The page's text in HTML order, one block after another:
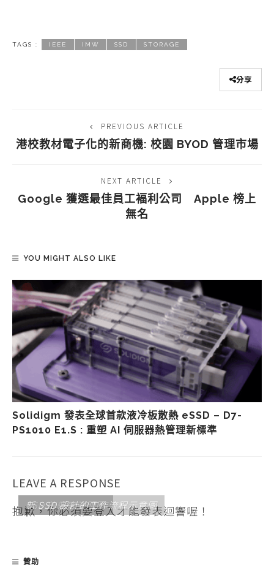
SSD 的效率說明圖
新 SSD 設計的工作流程示意圖
TAGS : IEEE IMW SSD STORAGE
分享
PREVIOUS ARTICLE
港校教材電子化的新商機: 校園 BYOD 管理市場
NEXT ARTICLE
Google 獲選最佳員工褔利公司 Apple 榜上
無名
YOU MIGHT ALSO LIKE
Solidigm 發表全球首款液冷板散熱 eSSD – D7-
PS1010 E1.S : 重塑 AI 伺服器熱管理新標準
LEAVE A RESPONSE
抱歉，你必須要登入才能發表迴響喔！
贊助